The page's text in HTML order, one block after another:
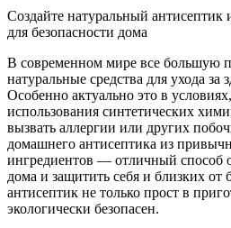
Создайте натуральный антисептик
для безопасности дома
В современном мире все большую
натуральные средства для ухода за
Особенно актуально это в
использования синтетических
вызвать аллергии или других
домашнего антисептика из
ингредиентов — отличный способ
дома и защитить себя и близких от
антисептик не только прост в
экологически безопасен.